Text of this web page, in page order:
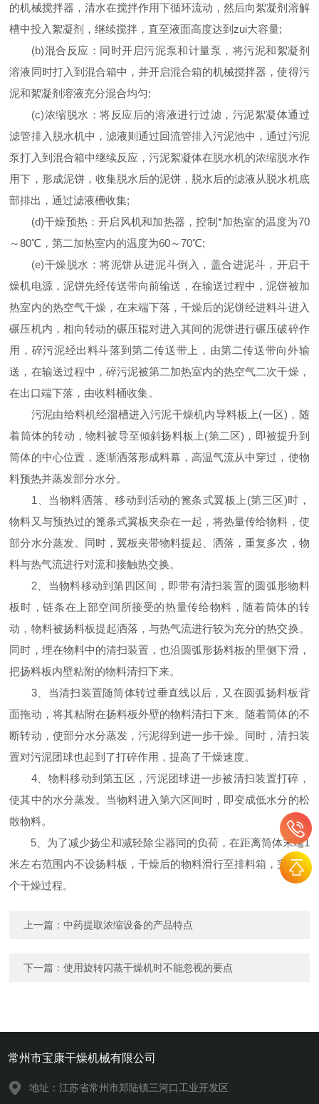
的机械搅拌器，清水在搅拌作用下循环流动，然后向絮凝剂溶解
槽中投入絮凝剂，继续搅拌，直至液面高度达到zui大容量;
(b)混合反应：同时开启污泥泵和计量泵，将污泥和絮凝剂
溶液同时打入到混合箱中，并开启混合箱的机械搅拌器，使得污
泥和絮凝剂溶液充分混合均匀;
(c)浓缩脱水：将反应后的溶液进行过滤，污泥絮凝体通过
滤管排入脱水机中，滤液则通过回流管排入污泥池中，通过污泥
泵打入到混合箱中继续反应，污泥絮凝体在脱水机的浓缩脱水作
用下，形成泥饼，收集脱水后的泥饼，脱水后的滤液从脱水机底
部排出，通过滤液槽收集;
(d)干燥预热：开启风机和加热器，控制 *加热室的温度为70
～80℃ ，第二加热室内的温度为60～70℃;
(e)干燥脱水：将泥饼从进泥斗倒入，盖合进泥斗，开启干
燥机电源，泥饼先经传送带向前输送，在输送过程中，泥饼被加
热室内的热空气干燥，在末端下落，干燥后的泥饼经进料斗进入
碾压机内，相向转动的碾压辊对进入其间的泥饼进行碾压破碎作
用，碎污泥经出料斗落到第二传送带上，由第二传送带向外输
送，在输送过程中，碎污泥被第二加热室内的热空气二次干燥，
在出口端下落，由收料桶收集。
污泥由给料机经溜槽进入污泥干燥机内导料板上(一区) ，随
着筒体的转动，物料被导至倾斜扬料板上(第二区) ，即被提升到
筒体的中心位置，逐渐洒落形成料幕，高温气流从中穿过，使物
料预热并蒸发部分水分。
1
、当物料洒落、移动到活动的篦条式翼板上 (第三区)时，
物料又与预热过的篦条式翼板夹杂在一起，将热量传给物料，使
部分水分蒸发。同时，翼板夹带物料提起、洒落，重复多次，物
料与热气流进行对流和接触热交换。
2 、当物料移动到第四区间，即带有清扫装置的圆弧形物料
板时，链条在上部空间所接受的热量传给物料，随着筒体的转
动，物料被扬料板提起洒落，与热气流进行较为充分的热交换。
同时，埋在物料中的清扫装置，也沿圆弧形扬料板的里侧下滑，
把扬料板内壁粘附的物料清扫下来。
3 、当清扫装置随筒体转过垂直线以后，又在圆弧扬料板背
面拖动，将其粘附在扬料板外壁的物料清扫下来。随着筒体的不
断转动，使部分水分蒸发，污泥得到进一步干燥。同时，清扫装
置对污泥团球也起到了打碎作用，提高了干燥速度。
4 、物料移动到第五区，污泥团球进一步被清扫装置打碎，
使其中的水分蒸发。当物料进入第六区间时，即变成低水分的松
散物料。
5 、为了减少扬尘和减轻除尘器同的负荷，在距离筒体末端1
米左右范围内不设扬料板，干燥后的物料滑行至排料箱，完成整
个干燥过程。
上一篇：中药提取浓缩设备的产品特点
下一篇：使用旋转闪蒸干燥机时不能忽视的要点
常州市宝康干燥机械有限公司
地址：江苏省常州市郑陆镇三河口工业开发区